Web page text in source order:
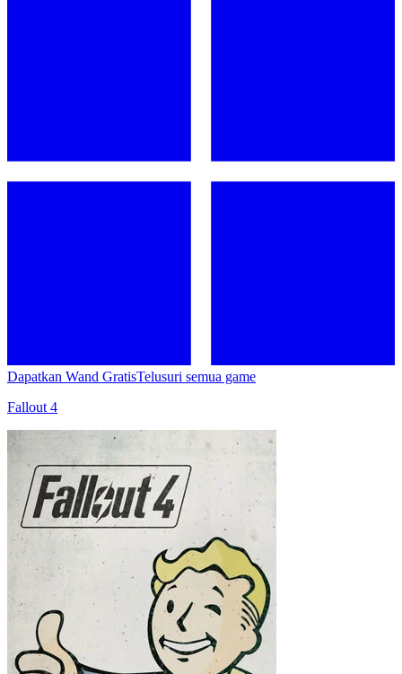
Dapatkan Wand GratisTelusuri semua game
Fallout 4